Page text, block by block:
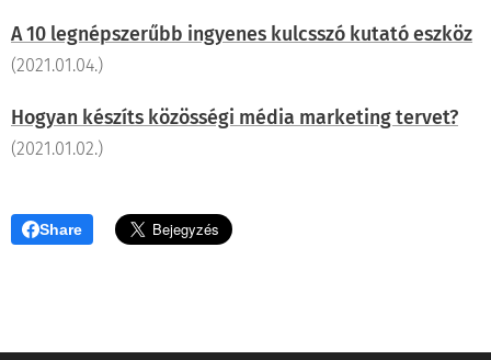
A 10 legnépszerűbb ingyenes kulcsszó kutató eszköz
(2021.01.04.)
Hogyan készíts közösségi média marketing tervet?
(2021.01.02.)
Share